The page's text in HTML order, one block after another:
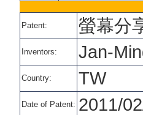
Patent: 螢幕分
Inventors: Jan-
Country: TW
Date of Patent: 2011/